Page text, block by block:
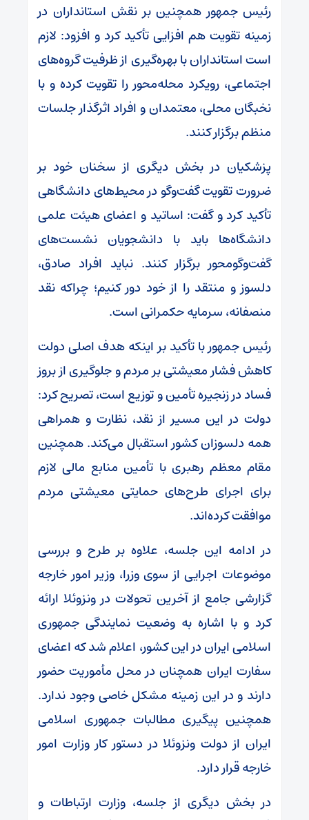
رئیس جمهور همچنین بر نقش استانداران در
زمینه تقویت هم افزایی تأکید کرد و افزود: لازم
است استانداران با بهره‌گیری از ظرفیت گروه‌های
اجتماعی، رویکرد محله‌محور را تقویت کرده و با
نخبگان محلی، معتمدان و افراد اثرگذار جلسات
منظم برگزار کنند.
پزشکیان در بخش دیگری از سخنان خود بر
ضرورت تقویت گفت‌وگو در محیط‌های دانشگاهی
تأکید کرد و گفت: اساتید و اعضای هیئت علمی
دانشگاه‌ها باید با دانشجویان نشست‌های
گفت‌وگومحور برگزار کنند. نباید افراد صادق،
دلسوز و منتقد را از خود دور کنیم؛ چراکه نقد
منصفانه، سرمایه حکمرانی است.
رئیس جمهور با تأکید بر اینکه هدف اصلی دولت
کاهش فشار معیشتی بر مردم و جلوگیری از بروز
فساد در زنجیره تأمین و توزیع است، تصریح کرد:
دولت در این مسیر از نقد، نظارت و همراهی
همه دلسوزان کشور استقبال می‌کند. همچنین
مقام معظم رهبری با تأمین منابع مالی لازم
برای اجرای طرح‌های حمایتی معیشتی مردم
موافقت کرده‌اند.
در ادامه این جلسه، علاوه بر طرح و بررسی
موضوعات اجرایی از سوی وزرا، وزیر امور خارجه
گزارشی جامع از آخرین تحولات در ونزوئلا ارائه
کرد و با اشاره به وضعیت نمایندگی جمهوری
اسلامی ایران در این کشور، اعلام شد که اعضای
سفارت ایران همچنان در محل مأموریت حضور
دارند و در این زمینه مشکل خاصی وجود ندارد.
همچنین پیگیری مطالبات جمهوری اسلامی
ایران از دولت ونزوئلا در دستور کار وزارت امور
خارجه قرار دارد.
در بخش دیگری از جلسه، وزارت ارتباطات و